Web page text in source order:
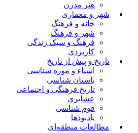
هنر مدرن
شهر و معماری
خانه و فرهنگ
شهر و فرهنگ
فرهنگ و سبک زندگی
کاربردی
تاریخ و پیش از تاریخ
اشیاء و موزه شناسی
باستان شناسی
تاریخ فرهنگی و اجتماعی
عشایری
قوم شناسی
یادبودها
مطالعات منطقه‌ای